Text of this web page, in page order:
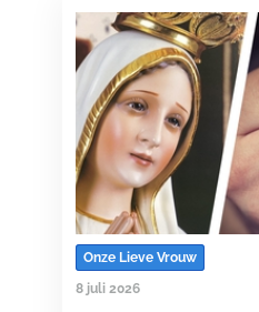
Onze Lieve Vrouw
8 juli 2026